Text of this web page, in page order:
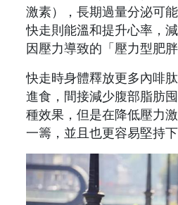
激素），長期過量分泌可
快走則能溫和提升心率，
因壓力導致的「壓力型肥胖
快走時身體釋放更多內啡
進食，間接減少腹部脂肪
種效果，但是在降低壓力
一籌，並且也更容易堅持下